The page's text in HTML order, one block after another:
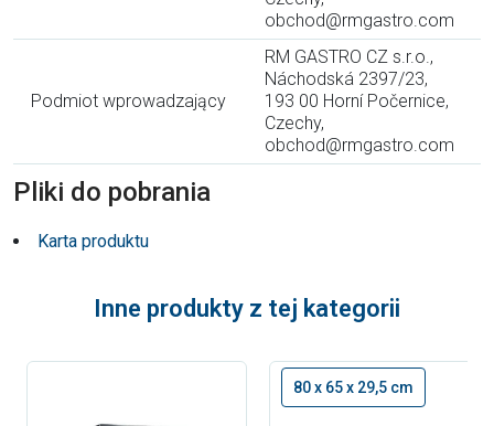
obchod@rmgastro.com
Podmiot wprowadzający
RM GASTRO CZ s.r.o.,
Náchodská 2397/23,
193 00 Horní Počernice,
Czechy,
obchod@rmgastro.com
Pliki do pobrania
Karta produktu
Inne produkty z tej kategorii
80 x 65 x 29,5 cm